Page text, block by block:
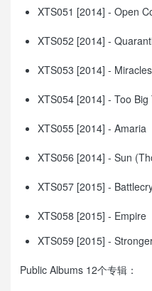
XTS051 [2014] - Open
XTS052 [2014] -
XTS053 [2014] - Miracles
XTS054 [2014] - Too Big
XTS055 [2014] - Amaria
XTS056 [2014] - Sun
XTS057 [2015] -
XTS058 [2015] - Empire
XTS059 [2015] -
Public Albums 12个专辑：